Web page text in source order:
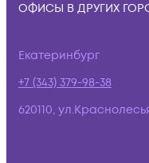
ОФИСЫ В ДРУГИХ
Екатеринбург
+7 (343) 379-98-38
620110,